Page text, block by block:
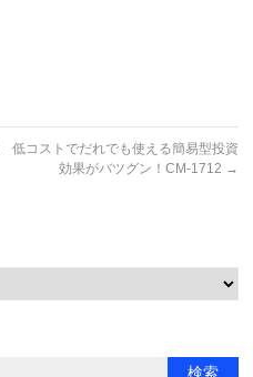
低コストでだれでも使える簡易型投資
効果がバツグン！CM-1712 →